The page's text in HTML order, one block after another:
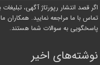
اگر قصد انتشار رپورتاژ آگهی،
تماس با ما مراجعه نمایید. همکاران
پاسخگویی به سوالات شما هستند.
نوشته‌های اخیر